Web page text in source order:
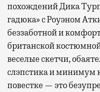
похождений Дика
гадюка» с Роуэном
беззаботной и
британской
веселые скетчи,
слэпстика и минимум
повестке — это